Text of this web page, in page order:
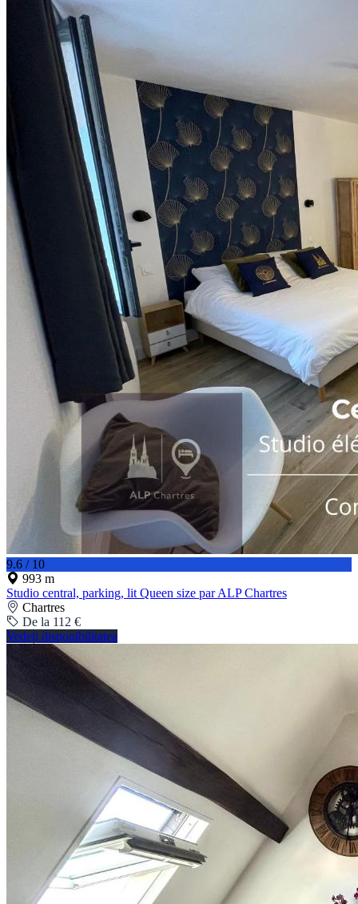
9.6 / 10
993 m
Studio central, parking, lit Queen size par ALP Chartres
Chartres
De la 112 €
Vedeți disponibilitatea